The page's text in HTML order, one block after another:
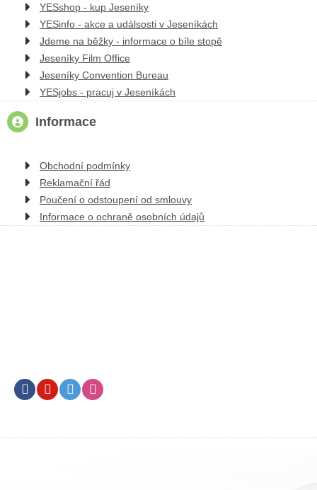
YESshop - kup Jeseníky
YESinfo - akce a událsosti v Jeseníkách
Jdeme na běžky - informace o bíle stopě
Jeseníky Film Office
Jeseníky Convention Bureau
YESjobs - pracuj v Jeseníkách
Informace
Obchodní podmínky
Reklamační řád
Poučení o odstoupení od smlouvy
Informace o ochraně osobních údajů
FacebookYoutubeTwitter